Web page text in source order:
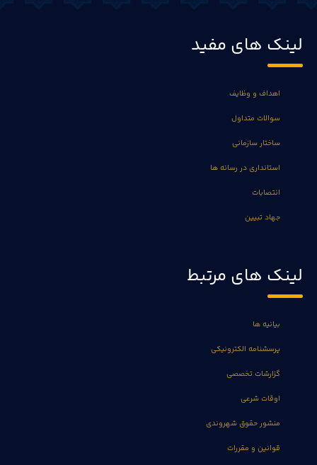
لینک های مفید
اهداف و وظایف
سوالات متداول
ساختار سازمانی
استانداری در رسانه ها
انتصابات
جهاد تبیین
لینک های مرتبط
بیانیه ها
پرسشنامه الکترونیکی
گزارشات تخصصی
اوقات شرعی
منشور حقوق شهروندی
قوانین و مقررات